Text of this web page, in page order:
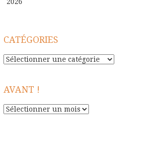
CATÉGORIES
Catégories
AVANT !
Avant